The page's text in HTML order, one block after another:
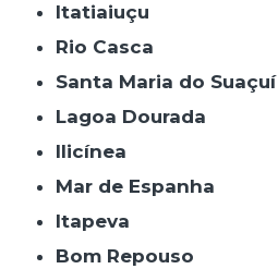
Itatiaiuçu
Rio Casca
Santa Maria do Suaçuí
Lagoa Dourada
Ilicínea
Mar de Espanha
Itapeva
Bom Repouso